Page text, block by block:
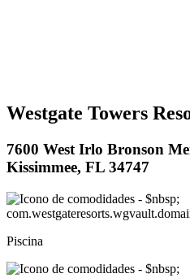
Westgate Towers
7600 West Irlo Bronson
Kissimmee, FL 34747
Piscina